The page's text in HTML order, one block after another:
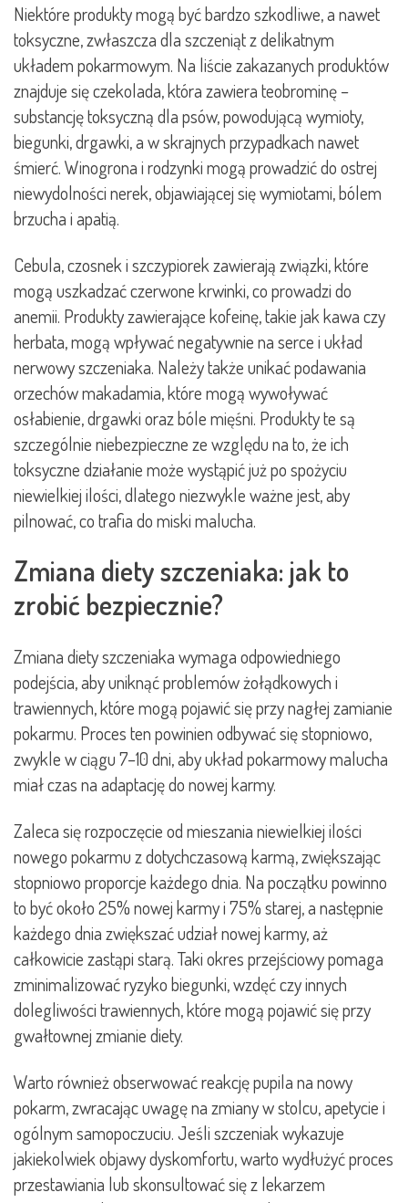
Niektóre produkty mogą być bardzo szkodliwe, a nawet
toksyczne, zwłaszcza dla szczeniąt z delikatnym
układem pokarmowym. Na liście zakazanych produktów
znajduje się czekolada, która zawiera teobrominę –
substancję toksyczną dla psów, powodującą wymioty,
biegunki, drgawki, a w skrajnych przypadkach nawet
śmierć. Winogrona i rodzynki mogą prowadzić do ostrej
niewydolności nerek, objawiającej się wymiotami, bólem
brzucha i apatią.
Cebula, czosnek i szczypiorek zawierają związki, które
mogą uszkadzać czerwone krwinki, co prowadzi do
anemii. Produkty zawierające kofeinę, takie jak kawa czy
herbata, mogą wpływać negatywnie na serce i układ
nerwowy szczeniaka. Należy także unikać podawania
orzechów makadamia, które mogą wywoływać
osłabienie, drgawki oraz bóle mięśni. Produkty te są
szczególnie niebezpieczne ze względu na to, że ich
toksyczne działanie może wystąpić już po spożyciu
niewielkiej ilości, dlatego niezwykle ważne jest, aby
pilnować, co trafia do miski malucha.
Zmiana diety szczeniaka: jak to
zrobić bezpiecznie?
Zmiana diety szczeniaka wymaga odpowiedniego
podejścia, aby uniknąć problemów żołądkowych i
trawiennych, które mogą pojawić się przy nagłej zamianie
pokarmu. Proces ten powinien odbywać się stopniowo,
zwykle w ciągu 7–10 dni, aby układ pokarmowy malucha
miał czas na adaptację do nowej karmy.
Zaleca się rozpoczęcie od mieszania niewielkiej ilości
nowego pokarmu z dotychczasową karmą, zwiększając
stopniowo proporcje każdego dnia. Na początku powinno
to być około 25% nowej karmy i 75% starej, a następnie
każdego dnia zwiększać udział nowej karmy, aż
całkowicie zastąpi starą. Taki okres przejściowy pomaga
zminimalizować ryzyko biegunki, wzdęć czy innych
dolegliwości trawiennych, które mogą pojawić się przy
gwałtownej zmianie diety.
Warto również obserwować reakcję pupila na nowy
pokarm, zwracając uwagę na zmiany w stolcu, apetycie i
ogólnym samopoczuciu. Jeśli szczeniak wykazuje
jakiekolwiek objawy dyskomfortu, warto wydłużyć proces
przestawiania lub skonsultować się z lekarzem